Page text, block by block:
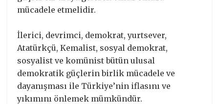
mücadele etmelidir.
İlerici, devrimci, demokrat, yurtsever,
Atatürkçü, Kemalist, sosyal demokrat,
sosyalist ve komünist bütün ulusal
demokratik güçlerin birlik mücadele ve
dayanışması ile Türkiye’nin iflasını ve
yıkımını önlemek mümkündür.